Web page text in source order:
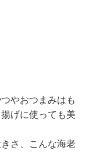
やおつまみはも
げに使っても美
さ、こんな海老